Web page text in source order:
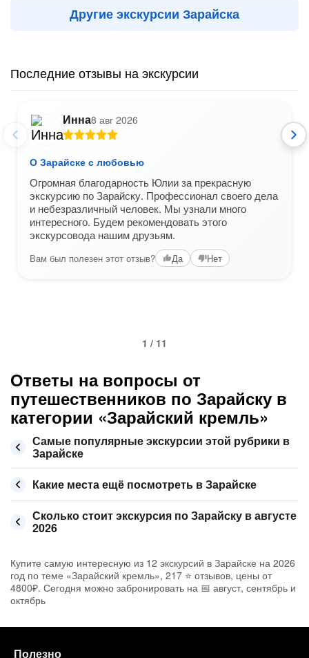
Другие экскурсии Зарайска
Последние отзывы на экскурсии
Инна8 авг 2026
О Зарайске с любовью
Огромная благодарность Юлии за прекрасную
экскурсию по Зарайску. Профессионал своего дела
и небезразличный человек. Мы узнали много
интересного. Будем рекомендовать этого
экскурсовода нашим друзьям.
Вам был полезен этот отзыв? Да Нет
1 / 11
Ответы на вопросы от
путешественников по Зарайску в
категории «Зарайский кремль»
Самые популярные экскурсии этой рубрики в
Зарайске
Какие места ещё посмотреть в Зарайске
Сколько стоит экскурсия по Зарайску в августе
2026
Купите самую интересную из 12 экскурсий в Зарайске на 2026
год по теме «Зарайский кремль», 217 ⭐ отзывов, цены от
4800₽. Сегодня можно забронировать на 📅 август, сентябрь и
октябрь
Полезно